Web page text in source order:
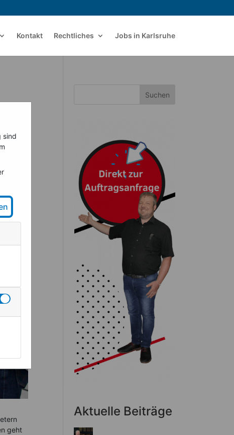
sind
Kontakt Rechtliches Jobs in Karlsruhe
geht
Suchen
Aktuelle Beiträge